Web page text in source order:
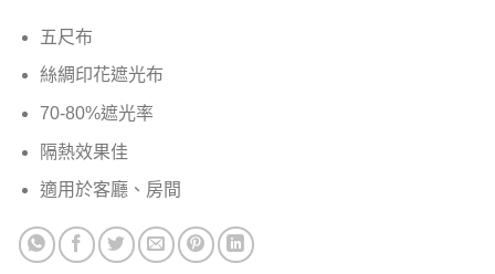
五尺布
絲綢印花遮光布
70-80%遮光率
隔熱效果佳
適用於客廳、房間